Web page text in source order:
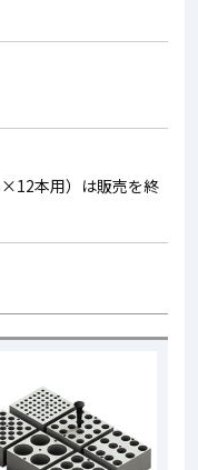
本用）は販売を終